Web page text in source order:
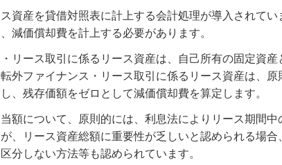
資産を貸借対照表に計上する会計処理が導入されてい
減価償却費を計上する必要があります。
リース取引に係るリース資産は、自己所有の固定資産
外ファイナンス・リース取引に係るリース資産は、原
、残存価額をゼロとして減価償却費を算定します。
額について、原則的には、利息法によりリース期間中
、リース資産総額に重要性が乏しいと認められる場合
分しない方法等も認められています。